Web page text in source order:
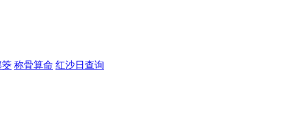
筊 称骨算命 红沙日查询